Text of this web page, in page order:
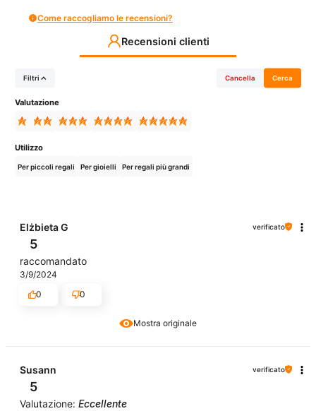
Come raccogliamo le recensioni?
Recensioni clienti
Filtri Cancella Cerca
Valutazione
Utilizzo
Per piccoli regali Per gioielli Per regali più grandi
Mostra originale
Elżbieta G verificato
5
raccomandato
3/9/2024
0
0
Susann verificato
5
Valutazione: Eccellente